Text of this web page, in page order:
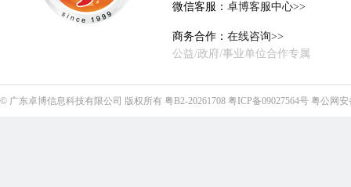
微信客服： 卓博客服中心>>
商务合作： 在线咨询>>
公益/政府/事业单位合作专属
© 广东卓博信息科技有限公司 版权所有 粤B2-20261708 粤ICP备09027564号 粤公网安